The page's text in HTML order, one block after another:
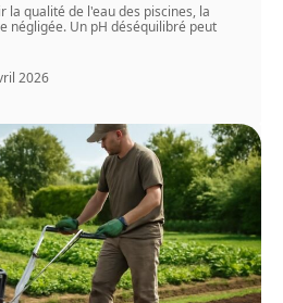
la qualité de l'eau des piscines, la
négligée. Un pH déséquilibré peut
2026